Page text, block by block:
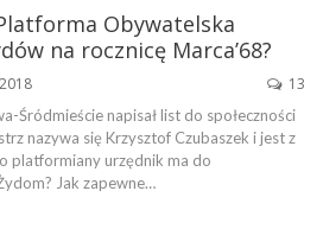
Obywatelska
na rocznicę Marca’68?
13
Śródmieście napisał list do społeczności
nazywa się Krzysztof Czubaszek i jest z
platformiany urzędnik ma do
Jak zapewne…